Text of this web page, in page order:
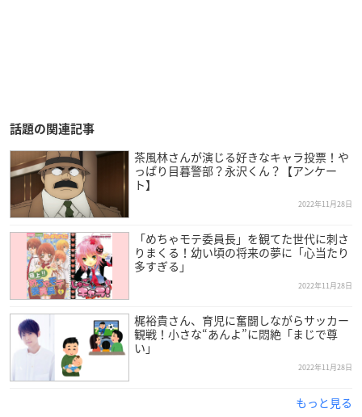
話題の関連記事
茶風林さんが演じる好きなキャラ投票！や
っぱり目暮警部？永沢くん？【アンケー
ト】
2022年11月28日
「めちゃモテ委員長」を観てた世代に刺さ
りまくる！幼い頃の将来の夢に「心当たり
多すぎる」
2022年11月28日
梶裕貴さん、育児に奮闘しながらサッカー
観戦！小さな“あんよ”に悶絶「まじで尊
い」
2022年11月28日
もっと見る